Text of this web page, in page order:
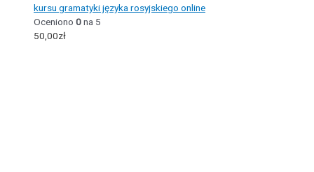
kursu gramatyki języka rosyjskiego online
Oceniono 0na 5
50,00zł